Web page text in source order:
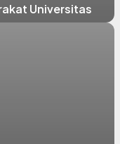
Universitas